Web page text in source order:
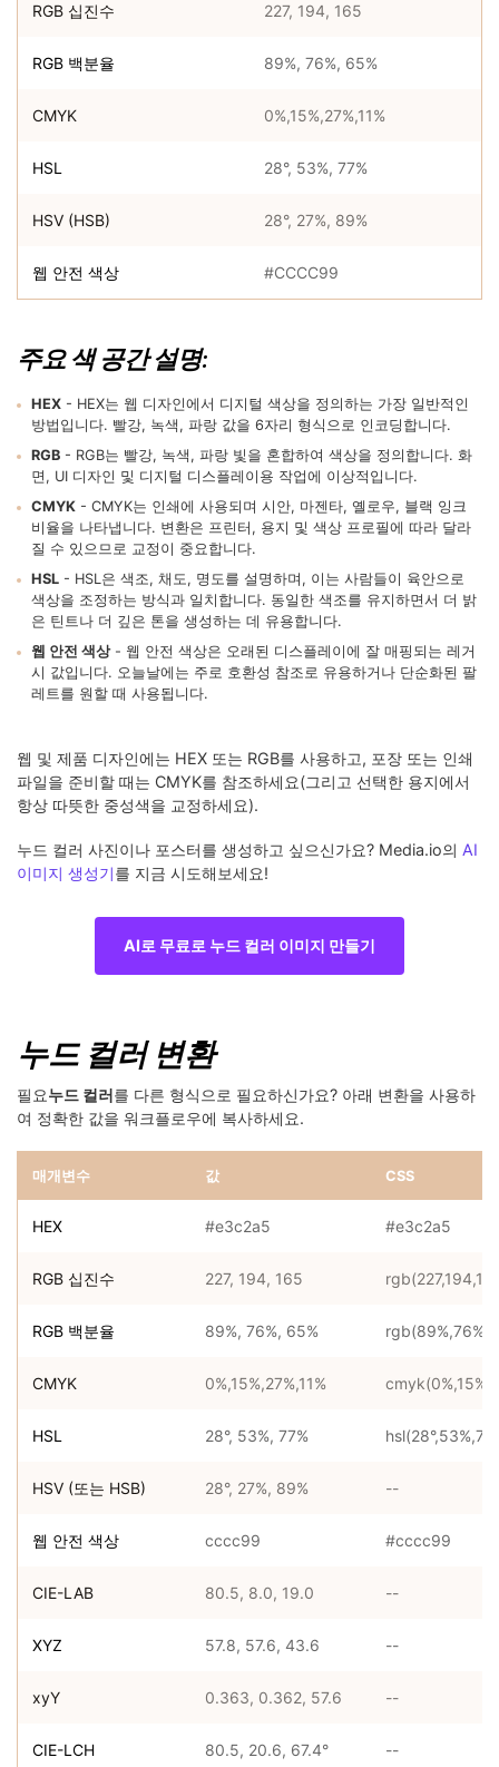
RGB 십진수 227, 194, 165
RGB 백분율 89%, 76%, 65%
CMYK 0%,15%,27%,11%
HSL 28°, 53%, 77%
HSV (HSB) 28°, 27%, 89%
웹 안전 색상 #CCCC99
주요 색 공간 설명:
HEX- HEX는 웹 디자인에서 디지털 색상을 정의하는 가장 일반적인
방법입니다. 빨강, 녹색, 파랑 값을 6자리 형식으로 인코딩합니다.
RGB- RGB는 빨강, 녹색, 파랑 빛을 혼합하여 색상을 정의합니다. 화
면, UI 디자인 및 디지털 디스플레이용 작업에 이상적입니다.
CMYK- CMYK는 인쇄에 사용되며 시안, 마젠타, 옐로우, 블랙 잉크
비율을 나타냅니다. 변환은 프린터, 용지 및 색상 프로필에 따라 달라
질 수 있으므로 교정이 중요합니다.
HSL- HSL은 색조, 채도, 명도를 설명하며, 이는 사람들이 육안으로
색상을 조정하는 방식과 일치합니다. 동일한 색조를 유지하면서 더 밝
은 틴트나 더 깊은 톤을 생성하는 데 유용합니다.
웹 안전 색상- 웹 안전 색상은 오래된 디스플레이에 잘 매핑되는 레거
시 값입니다. 오늘날에는 주로 호환성 참조로 유용하거나 단순화된 팔
레트를 원할 때 사용됩니다.
웹 및 제품 디자인에는 HEX 또는 RGB를 사용하고, 포장 또는 인쇄
파일을 준비할 때는 CMYK를 참조하세요(그리고 선택한 용지에서
항상 따뜻한 중성색을 교정하세요).
누드 컬러 사진이나 포스터를 생성하고 싶으신가요? Media.io의 AI
이미지 생성기를 지금 시도해보세요!
AI로 무료로 누드 컬러 이미지 만들기
누드 컬러 변환
필요누드 컬러를 다른 형식으로 필요하신가요? 아래 변환을 사용하
여 정확한 값을 워크플로우에 복사하세요.
매개변수 값 CSS
HEX #e3c2a5 #e3c2a5
RGB 십진수 227, 194, 165
RGB 백분율 89%, 76%, 65%
CMYK 0%,15%,27%,11%
HSL 28°, 53%, 77%
HSV (또는 HSB) 28°, 27%, 89% --
웹 안전 색상 cccc99 #cccc99
CIE-LAB 80.5, 8.0, 19.0 --
XYZ 57.8, 57.6, 43.6 --
xyY 0.363, 0.362, 57.6 --
CIE-LCH 80.5, 20.6, 67.4° --